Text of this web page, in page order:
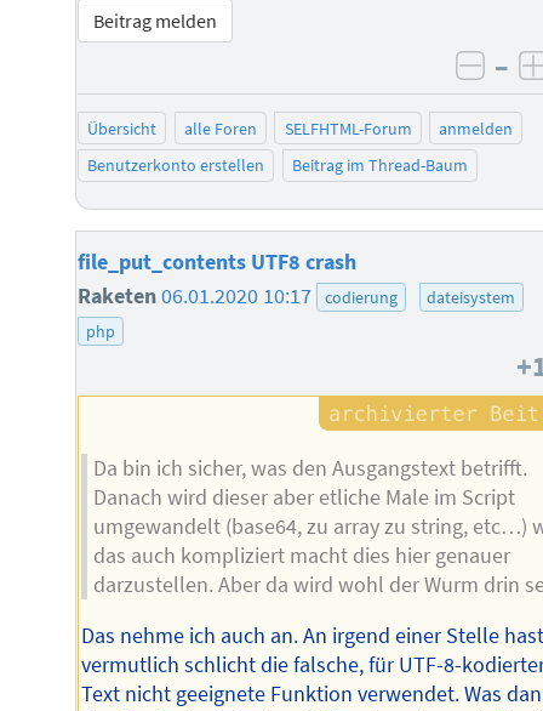
Beitrag melden
–
Übersicht alle Foren SELFHTML-Forum
anmelden
Benutzerkonto erstellen
Beitrag im Thread-Baum
file_put_contents UTF8 crash
Raketen06.01.2020 10:17 codierung
dateisystem
php
Da bin ich sicher, was den Ausgangstext betrifft.
Danach wird dieser aber etliche Male im Script
umgewandelt (base64, zu array zu string, etc…)
das auch kompliziert macht dies hier genauer
darzustellen. Aber da wird wohl der Wurm drin
Das nehme ich auch an. An irgend einer Stelle
vermutlich schlicht die falsche, für UTF-8-
Text nicht geeignete Funktion verwendet. Was